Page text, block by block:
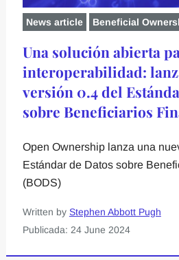
News article Beneficial
Una solución abierta
interoperabilidad:
versión 0.4 del
sobre Beneficiarios
Open Ownership lanza una
Estándar de Datos sobre
(BODS)
Written by Stephen Abbott Pugh
Publicada: 24 June 2024